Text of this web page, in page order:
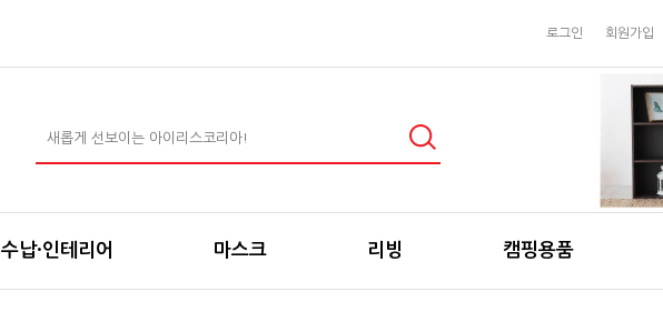
로그인 회원가입
수납·인테리어 마스크 리빙 캠핑용품